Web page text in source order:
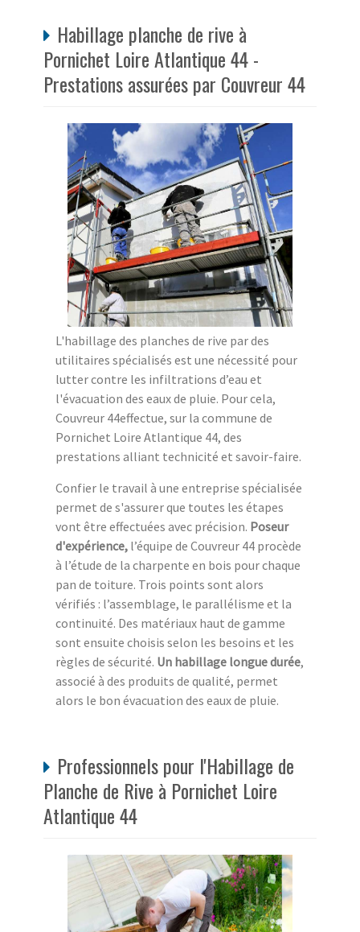
Habillage planche de rive à
Pornichet Loire Atlantique 44 -
Prestations assurées par Couvreur 44
L'habillage des planches de rive par des
utilitaires spécialisés est une nécessité pour
lutter contre les infiltrations d’eau et
l'évacuation des eaux de pluie. Pour cela,
Couvreur 44effectue, sur la commune de
Pornichet Loire Atlantique 44, des
prestations alliant technicité et savoir-faire.
Confier le travail à une entreprise spécialisée
permet de s'assurer que toutes les étapes
vont être effectuées avec précision. Poseur
d'expérience, l’équipe de Couvreur 44 procède
à l’étude de la charpente en bois pour chaque
pan de toiture. Trois points sont alors
vérifiés : l’assemblage, le parallélisme et la
continuité. Des matériaux haut de gamme
sont ensuite choisis selon les besoins et les
règles de sécurité. Un habillage longue durée,
associé à des produits de qualité, permet
alors le bon évacuation des eaux de pluie.
Professionnels pour l'Habillage de
Planche de Rive à Pornichet Loire
Atlantique 44